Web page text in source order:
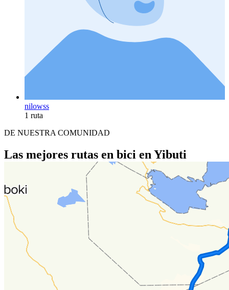
nilowss
1 ruta
DE NUESTRA COMUNIDAD
Las mejores rutas en bici en Yibuti